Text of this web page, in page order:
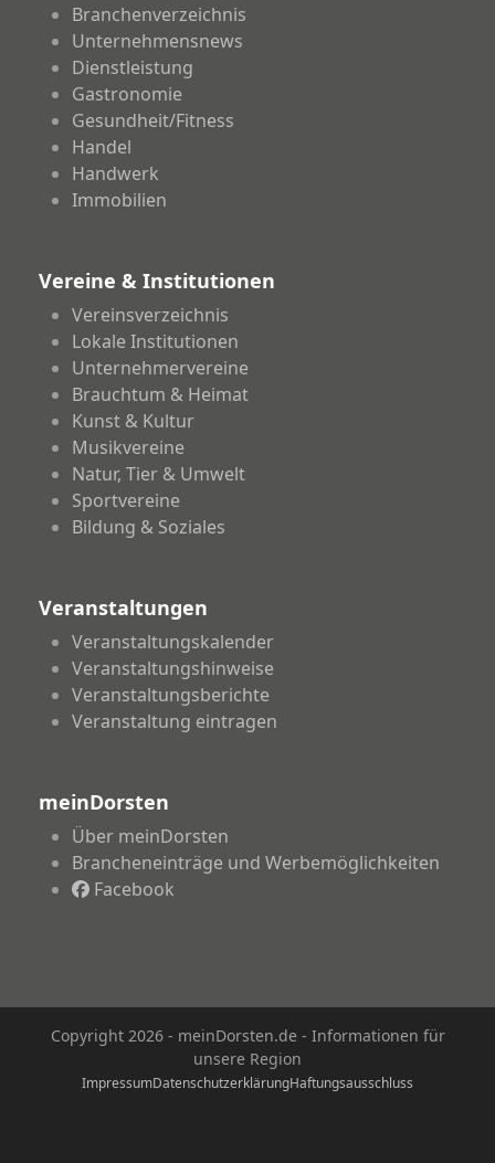
Branchenverzeichnis
Unternehmensnews
Dienstleistung
Gastronomie
Gesundheit/Fitness
Handel
Handwerk
Immobilien
Vereine & Institutionen
Vereinsverzeichnis
Lokale Institutionen
Unternehmervereine
Brauchtum & Heimat
Kunst & Kultur
Musikvereine
Natur, Tier & Umwelt
Sportvereine
Bildung & Soziales
Veranstaltungen
Veranstaltungskalender
Veranstaltungshinweise
Veranstaltungsberichte
Veranstaltung eintragen
meinDorsten
Über meinDorsten
Brancheneinträge und Werbemöglichkeiten
Facebook
Copyright 2026 - meinDorsten.de - Informationen für
unsere Region
ImpressumDatenschutzerklärungHaftungsausschluss